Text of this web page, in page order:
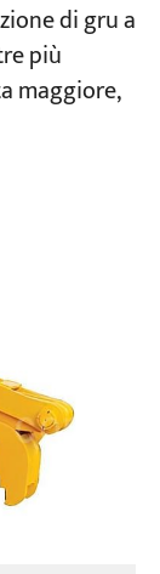
di gru a
più
maggiore,